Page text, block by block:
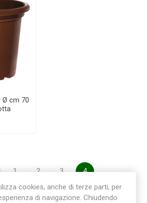
Ø cm 70
1 2 3 4
cookies, anche di terze parti, per
di navigazione. Chiudendo